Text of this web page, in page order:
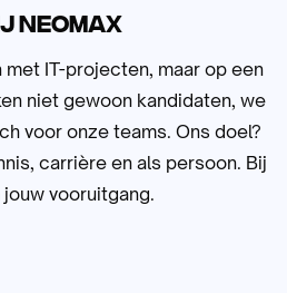
neomax
IT-projecten, maar op een
niet gewoon kandidaten, we
voor onze teams. Ons doel?
carrière en als persoon. Bij
vooruitgang.